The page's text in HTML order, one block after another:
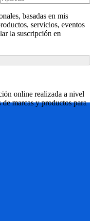
basadas en mis
servicios, eventos
la suscripción en
online realizada a nivel
marcas y productos para